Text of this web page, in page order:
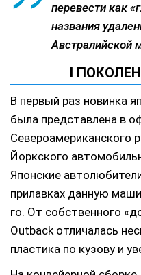
перевести как
названия
Австралийской
I
В первый раз новинка
была представлена в
Североамериканского
Йоркского
Японские
прилавках данную
го. От собственного
Outback отличалась
пластика по кузову и